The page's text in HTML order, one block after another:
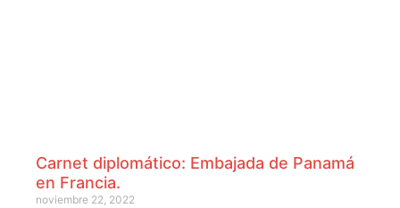
Carnet diplomático: Embajada de Panamá
en Francia.
noviembre 22, 2022